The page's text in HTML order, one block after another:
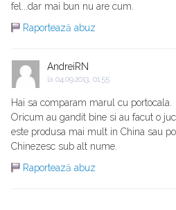
fel...dar mai bun nu are cum.
Raportează abuz
AndreiRN
la 04.09.2013, 01:55
Hai sa comparam marul cu portocala.
Oricum au gandit bine si au facut o
este produsa mai mult in China sau
Chinezesc sub alt nume.
Raportează abuz